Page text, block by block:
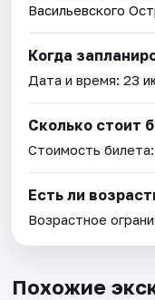
Васильевского
Когда
Дата и время:23
Сколько стоит
Стоимость
Есть ли
Возрастное
Похожие